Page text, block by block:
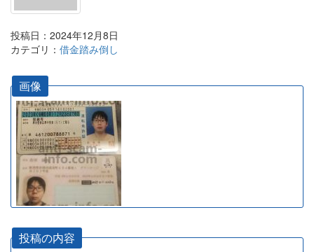
投稿日：2024年12月8日
カテゴリ： 借金踏み倒し
画像
投稿の内容